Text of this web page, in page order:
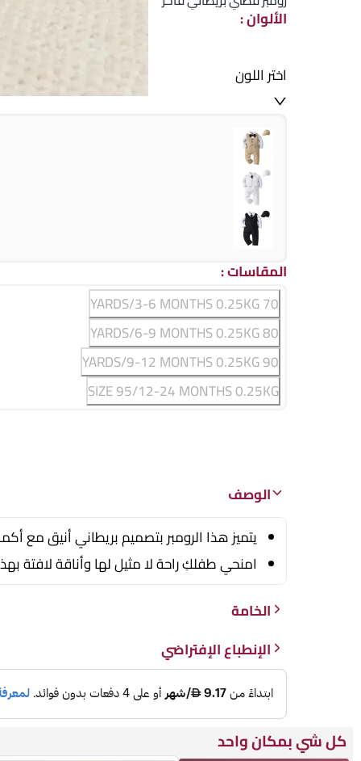
الألوان:
اختر اللون
المقاسات:
70 YARDS/3-6 MONTHS 0.25KG
80 YARDS/6-9 MONTHS 0.25KG
90 YARDS/9-12 MONTHS 0.25KG
SIZE 95/12-24 MONTHS 0.25KG
الوصف
يتميز هذا الرومبر بتصميم بريطاني أنيق مع
امنحي طفلكِ راحة لا مثيل لها وأناقة لافتة
الخامة
الإنطباع الإفتراضي
كل شي بمكان واحد